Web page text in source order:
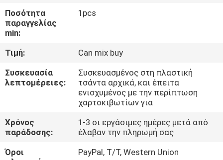
ΈΛΕΓΧΟΣ
ΠΟΙΌΤΗΤΑΣ
ΕΠΙΚΟΙΝΩΝΉΣΤΕ
ΜΑΖΊ
ΝΈΑ
Ποσότητα
παραγγελίας
min:
1pcs
Τιμή:
Can mix buy
Συσκευασία
λεπτομέρειες:
Συσκευασμένος στη πλαστική
τσάντα αρχικά, και έπειτα
ενισχυμένος με την περίπτωση
χαρτοκιβωτίων για
Χρόνος
παράδοσης:
1-3 οι εργάσιμες ημέρες μετά από
έλαβαν την πληρωμή σας
Όροι
PayPal, T/T, Western Union